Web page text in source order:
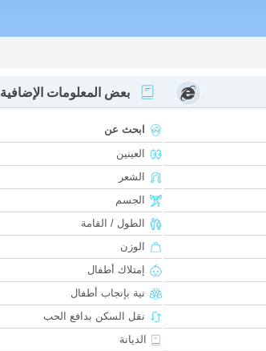
بعض المعلومات الإضافية
ابحث عن
العينين
الشعر
الجسم
الطول / القامة
الوزن
إمتلاك أطفال
نية بإنجاب أطفال
نقل السكن بدافع الحب
الديانة